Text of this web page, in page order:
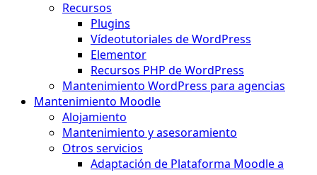
Recursos
Plugins
Vídeotutoriales de WordPress
Elementor
Recursos PHP de WordPress
Mantenimiento WordPress para agencias
Mantenimiento Moodle
Alojamiento
Mantenimiento y asesoramiento
Otros servicios
Adaptación de Plataforma Moodle a